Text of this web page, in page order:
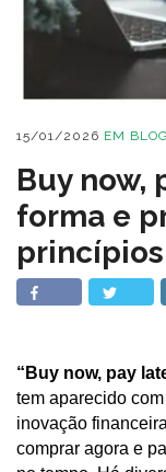
15/01/2026 EM BLOG
Buy now,
forma e
princípios
“Buy now, pay
tem aparecido
inovação
comprar agora e